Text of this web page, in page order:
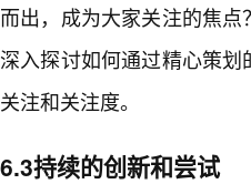
而出，成为大家关注的焦
深入探讨如何通过精心策
关注和关注度。
6.3持续的创新和尝试